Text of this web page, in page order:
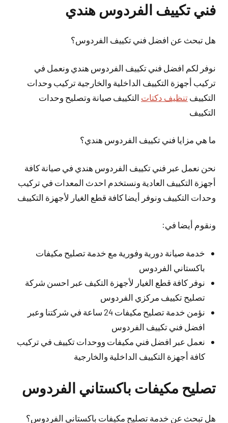
فني تكييف الفردوس هندي
هل تبحث عن افضل فني تكييف الفردوس؟
نوفر لكم افضل فني تكييف الفردوس هندي ونعمل في
تركيب أجهزة التكييف الداخلية والخارجية تركيب وحدات
التكييف تنظيف دكتات التكييف صيانة وتصليح وحدات
التكييف
ما هي مزايا فني تكييف الفردوس هندي؟
نحن نعمل عبر فني تكييف الفردوس هندي في صيانة كافة
أجهزة التكييف العادية ونستخدم احدث المعدات في تركيب
وحدات التكييف ونوفر أيضا كافة قطع الغيار لأجهزة التكييف
ونقوم أيضا في:
خدمة صيانة دورية وفورية مع خدمة تصليح مكيفات
باكستاني الفردوس
نوفر كافة قطع الغيار لأجهزة التكيف عبر احسن شركة
تصليح تكييف مركزي الفردوس
نؤمن خدمة تصليح مكيفات 24 ساعة في شركتنا وعبر
افضل فني تكييف الفردوس
نعمل عبر افضل فني مكيفات ووحدات تكييف في تركيب
كافة أجهزة التكييف الداخلية والخارجية
تصليح مكيفات باكستاني الفردوس
هل تبحث عن خدمة تصليح مكيفات باكستاني الفردوس؟